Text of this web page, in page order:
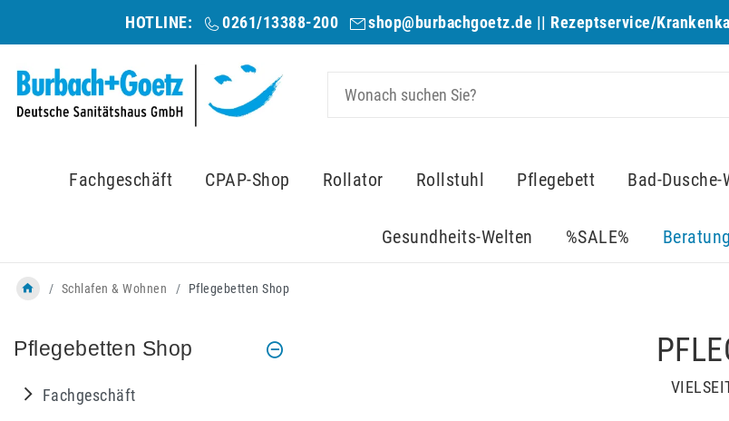
HOTLINE: 0261/13388-200 shop@burbachgoetz.de || Rezeptservice/
Fachgeschäft CPAP-Shop Rollator Rollstuhl Pflegebett Bad-Dusche-
Gesundheits-Welten %SALE%
Schlafen & Wohnen Pflegebetten Shop
Pflegebetten Shop
Fachgeschäft